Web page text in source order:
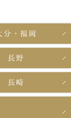
分・福岡
長野
長崎